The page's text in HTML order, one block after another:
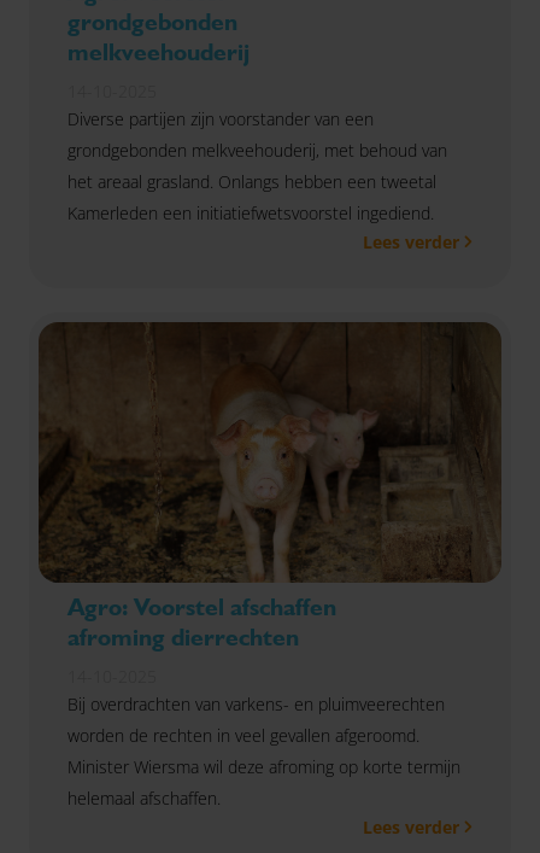
grondgebonden
melkveehouderij
Diverse partijen zijn voorstander van een
grondgebonden melkveehouderij, met behoud van
het areaal grasland. Onlangs hebben een tweetal
Kamerleden een initiatiefwetsvoorstel ingediend.
Lees verder
Agro: Voorstel afschaffen
afroming dierrechten
Bij overdrachten van varkens- en pluimveerechten
worden de rechten in veel gevallen afgeroomd.
Minister Wiersma wil deze afroming op korte termijn
helemaal afschaffen.
Lees verder